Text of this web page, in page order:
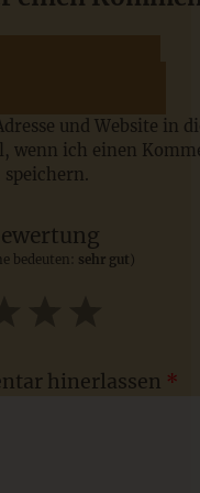
sommerlichen
und Website in
wenn ich einen
speichern.
bedeuten: sehr gut )
hinerlassen *